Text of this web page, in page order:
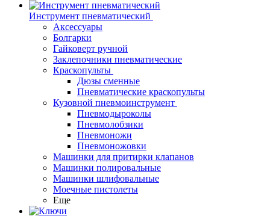
Инструмент пневматический
Аксессуары
Болгарки
Гайковерт ручной
Заклепочники пневматические
Краскопульты
Дюзы сменные
Пневматические краскопульты
Кузовной пневмоинструмент
Пневмодыроколы
Пневмолобзики
Пневмоножи
Пневмоножовки
Машинки для притирки клапанов
Машинки полировальные
Машинки шлифовальные
Моечные пистолеты
Еще